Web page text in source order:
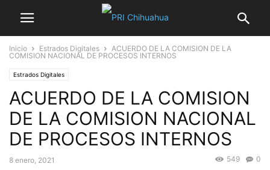
Inicio Estrados Digitales
ACUERDO DE LA COMISION DE LA
COMISION NACIONAL DE PROCESOS INTERNOS
Estrados Digitales
ACUERDO DE LA COMISION
DE LA COMISION NACIONAL
DE PROCESOS INTERNOS
8 enero, 2021 0
549